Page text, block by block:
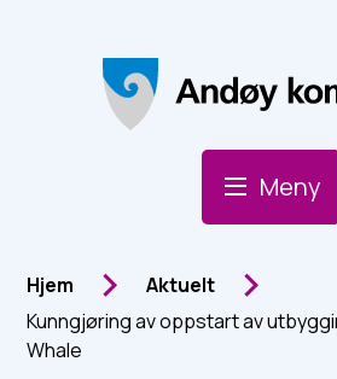
Andøy Kommune
Meny
Du er her:
Hjem
Aktuelt
Kunngjøring av oppstart av
Whale